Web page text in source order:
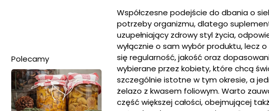
Współczesne podejście do dbania o
potrzeby organizmu, dlatego
uzupełniający zdrowy styl życia,
wyłącznie o sam wybór produktu, lecz
się regularność, jakość oraz
wybierane przez kobiety, które chcą
szczególnie istotne w tym okresie, a
żelazo z kwasem foliowym. Warto
część większej całości, obejmującej
Polecamy